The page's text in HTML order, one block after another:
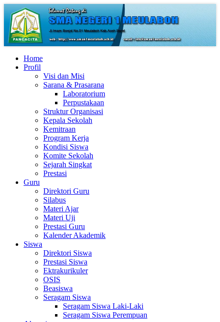
Home
Profil
Visi dan Misi
Sarana & Prasarana
Laboratorium
Perpustakaan
Struktur Organisasi
Kepala Sekolah
Kemitraan
Program Kerja
Kondisi Siswa
Komite Sekolah
Sejarah Singkat
Prestasi
Guru
Direktori Guru
Silabus
Materi Ajar
Materi Uji
Prestasi Guru
Kalender Akademik
Siswa
Direktori Siswa
Prestasi Siswa
Ektrakurikuler
OSIS
Beasiswa
Seragam Siswa
Seragam Siswa Laki-Laki
Seragam Siswa Perempuan